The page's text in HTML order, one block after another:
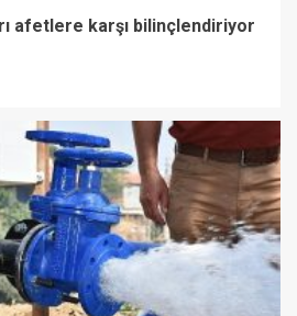
afetlere karşı bilinçlendiriyor